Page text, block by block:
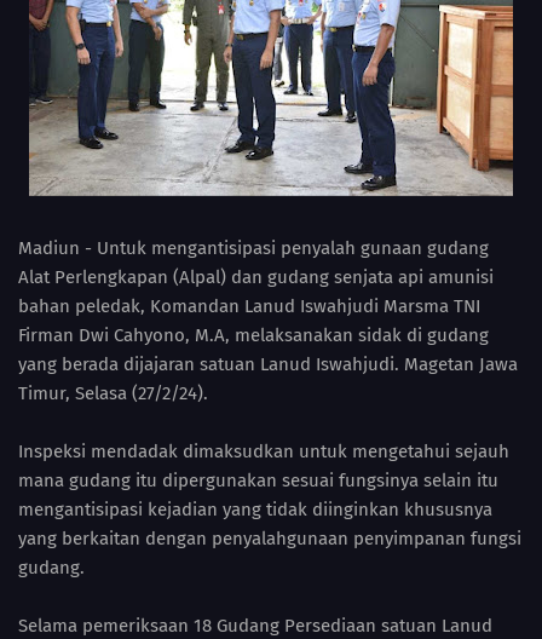
Madiun - Untuk mengantisipasi penyalah gunaan gudang
Alat Perlengkapan (Alpal) dan gudang senjata api amunisi
bahan peledak, Komandan Lanud Iswahjudi Marsma TNI
Firman Dwi Cahyono, M.A, melaksanakan sidak di gudang
yang berada dijajaran satuan Lanud Iswahjudi. Magetan Jawa
Timur, Selasa (27/2/24).
Inspeksi mendadak dimaksudkan untuk mengetahui sejauh
mana gudang itu dipergunakan sesuai fungsinya selain itu
mengantisipasi kejadian yang tidak diinginkan khususnya
yang berkaitan dengan penyalahgunaan penyimpanan fungsi
gudang.
Selama pemeriksaan 18 Gudang Persediaan satuan Lanud